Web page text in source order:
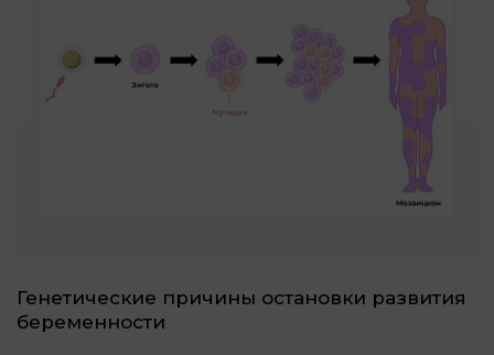
Генетические причины остановки развития
беременности